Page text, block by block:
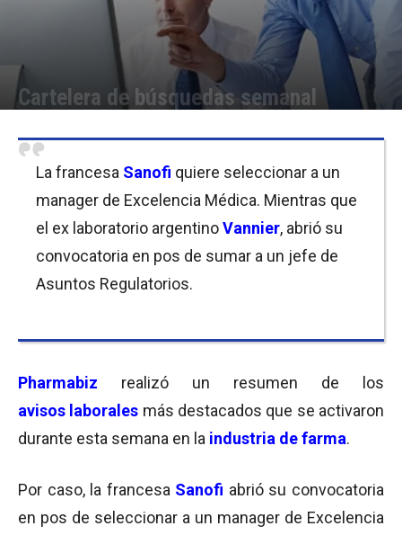
Cartelera de búsquedas semanal
La francesa Sanofi quiere seleccionar a un
manager de Excelencia Médica. Mientras que
el ex laboratorio argentinoVannier, abrió su
convocatoria en pos de sumar a un jefe de
Asuntos Regulatorios.
Pharmabiz realizó un resumen de los
avisos laborales más destacados que se activaron
durante esta semana en la industria de farma.
Por caso, la francesa Sanofi abrió su convocatoria
en pos de seleccionar a un manager de Excelencia